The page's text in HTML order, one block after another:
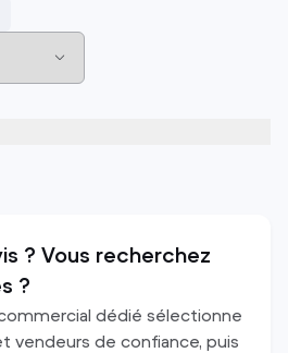
? Vous recherchez
?
dédié sélectionne
vendeurs de confiance, puis